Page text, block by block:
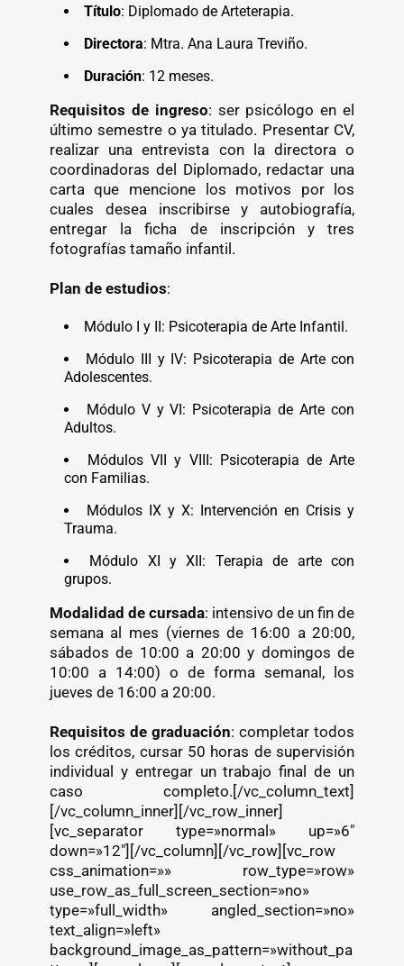
Título: Diplomado de Arteterapia.
Directora: Mtra. Ana Laura Treviño.
Duración: 12 meses.
Requisitos de ingreso: ser psicólogo en el
último semestre o ya titulado. Presentar CV,
realizar una entrevista con la directora o
coordinadoras del Diplomado, redactar una
carta que mencione los motivos por los
cuales desea inscribirse y autobiografía,
entregar la ficha de inscripción y tres
fotografías tamaño infantil.
Plan de estudios:
Módulo I y II: Psicoterapia de Arte Infantil.
Módulo III y IV: Psicoterapia de Arte con
Adolescentes.
Módulo V y VI: Psicoterapia de Arte con
Adultos.
Módulos VII y VIII: Psicoterapia de Arte
con Familias.
Módulos IX y X: Intervención en Crisis y
Trauma.
Módulo XI y XII: Terapia de arte con
grupos.
Modalidad de cursada: intensivo de un fin de
semana al mes (viernes de 16:00 a 20:00,
sábados de 10:00 a 20:00 y domingos de
10:00 a 14:00) o de forma semanal, los
jueves de 16:00 a 20:00.
Requisitos de graduación: completar todos
los créditos, cursar 50 horas de supervisión
individual y entregar un trabajo final de un
caso completo.[/vc_column_text]
[/vc_column_inner][/vc_row_inner]
[vc_separator type=»normal» up=»6″
down=»12″][/vc_column][/vc_row][vc_row
css_animation=»» row_type=»row»
use_row_as_full_screen_section=»no»
type=»full_width» angled_section=»no»
text_align=»left»
background_image_as_pattern=»without_pa